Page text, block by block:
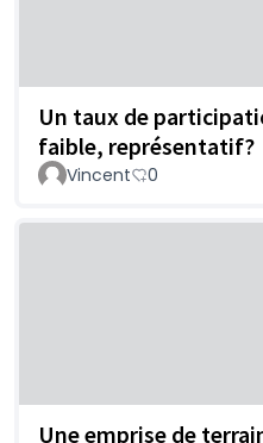
Un taux de
faible, représentatif?
Vincent 0
Une emprise de